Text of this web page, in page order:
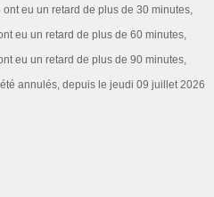
eu un retard de plus de 30 minutes,
eu un retard de plus de 60 minutes,
eu un retard de plus de 90 minutes,
annulés, depuis le jeudi 09 juillet 2026